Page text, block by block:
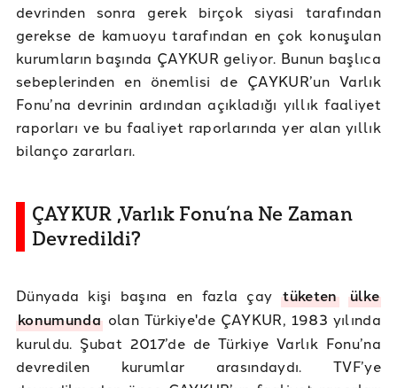
devrinden sonra gerek birçok siyasi tarafından
gerekse de kamuoyu tarafından en çok konuşulan
kurumların başında ÇAYKUR geliyor. Bunun başlıca
sebeplerinden en önemlisi de ÇAYKUR’un Varlık
Fonu’na devrinin ardından açıkladığı yıllık faaliyet
raporları ve bu faaliyet raporlarında yer alan yıllık
bilanço zararları.
ÇAYKUR ,Varlık Fonu’na Ne Zaman
Devredildi?
Dünyada kişi başına en fazla çaytüketen
ülke
konumundaolan Türkiye'de ÇAYKUR, 1983 yılında
kuruldu. Şubat 2017’de de Türkiye Varlık Fonu’na
devredilen kurumlar arasındaydı. TVF’ye